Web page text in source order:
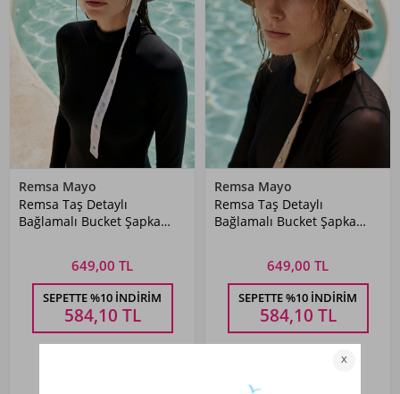
Remsa Mayo
Remsa Taş Detaylı
Bağlamalı Bucket Şapka
649,00 TL
SEPETTE %10 İNDIRIM
584,10 TL
Remsa Mayo
Remsa Taş Detaylı
Bağlamalı Bucket Şapka
649,00 TL
SEPETTE %10 İNDIRIM
584,10 TL